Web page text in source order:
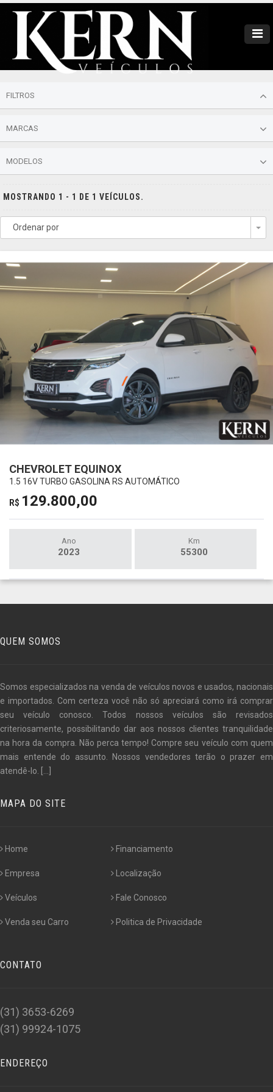
FILTROS
MARCAS
MODELOS
MOSTRANDO 1 - 1 DE 1 VEÍCULOS.
Ordenar por
CHEVROLET EQUINOX
1.5 16V TURBO GASOLINA RS AUTOMÁTICO
R$ 129.800,00
Ano
2023
Km
55300
QUEM SOMOS
Somos especializados na venda de veículos novos e usados, nacionais
e importados. Com certeza você não só apreciará como irá comprar
seu veículo conosco. Todos nossos veículos são revisados
criteriosamente, possibilitando dar aos nossos clientes tranquilidade
na hora da compra. Não perca tempo! Compre seu veículo com quem
mais entende do assunto. Nossos vendedores terão o prazer em
atendê-lo.
MAPA DO SITE
Home
Empresa
Veículos
Venda seu Carro
Financiamento
Localização
Fale Conosco
Politica de Privacidade
CONTATO
(31) 3653-6269
(31) 99924-1075
ENDEREÇO